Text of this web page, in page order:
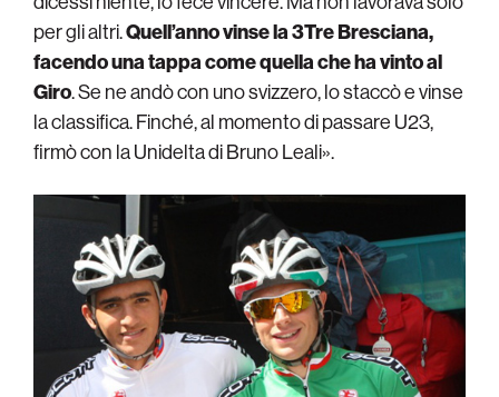
per gli altri.Quell’anno vinse la 3Tre Bresciana,
facendo una tappa come quella che ha vinto al
Giro. Se ne andò con uno svizzero, lo staccò e vinse
la classifica. Finché, al momento di passare U23,
firmò con la Unidelta di Bruno Leali».